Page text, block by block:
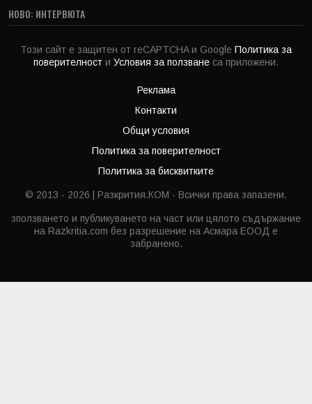
НОВО: ИНТЕРВЮТА
Този сайт е защитен от reCAPTCHA и Google Политика за
поверителност и Условия за ползване са приложени.
Реклама
Контакти
Общи условия
Политика за поверителност
Политика за бисквитките
© 2013 - 2026 | Разкрития.КОМ - Всички права запазени.
зползването и публикуването на част или цялото съдържание
на Razkritia.com без разрешение на Асмара ЕООД е
забранено.